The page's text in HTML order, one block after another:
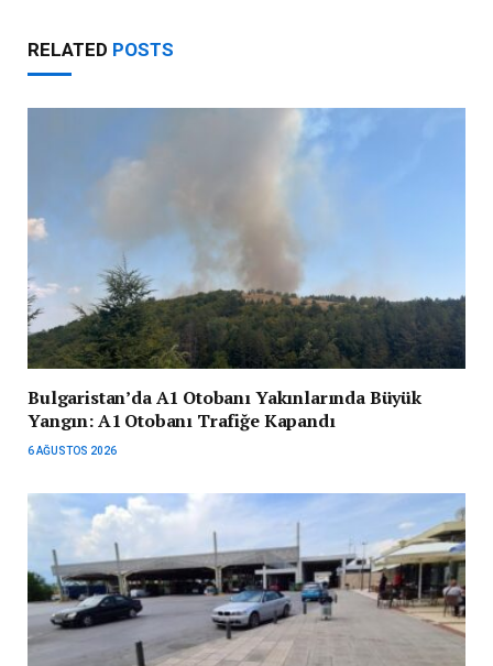
RELATED POSTS
Bulgaristan’da A1 Otobanı Yakınlarında Büyük
Yangın: A1 Otobanı Trafiğe Kapandı
6 AĞUSTOS 2026